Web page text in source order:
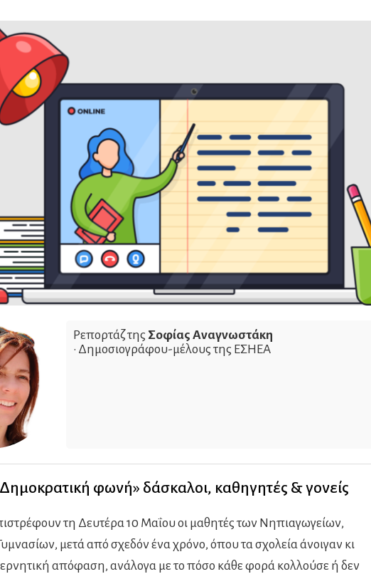
Ρεπορτάζ της Σοφίας Αναγνωστάκη
• Δημοσιογράφου-μέλους της ΕΣΗΕΑ
φωνή» δάσκαλοι, καθηγητές & γονείς
τη Δευτέρα 10 Μαΐου οι μαθητές των Νηπιαγωγείων,
μετά από σχεδόν ένα χρόνο, όπου τα σχολεία άνοιγαν κι
απόφαση, ανάλογα με το πόσο κάθε φορά κολλούσε ή δεν